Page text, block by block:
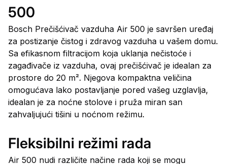
500
Bosch Prečišćivač vazduha Air 500 je savršen uređaj
za postizanje čistog i zdravog vazduha u vašem domu.
Sa efikasnom filtracijom koja uklanja nečistoće i
zagađivače iz vazduha, ovaj prečišćivač je idealan za
prostore do 20 m². Njegova kompaktna veličina
omogućava lako postavljanje pored vašeg uzglavlja,
idealan je za noćne stolove i pruža miran san
zahvaljujući tišini u noćnom režimu.
Fleksibilni režimi rada
Air 500 nudi različite načine rada koji se mogu